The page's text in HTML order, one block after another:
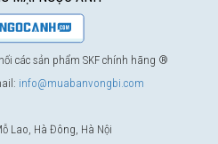
các sản phẩm SKF chính hãng ®
info@muabanvongbi.com
Lao, Hà Đông, Hà Nội